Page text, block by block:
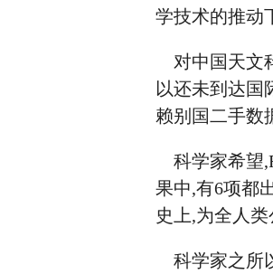
学技术的推动
对中国天文
以还未到达国
赖别国二手数
科学家希望
果中,有6项都
史上,为全人
科学家之所